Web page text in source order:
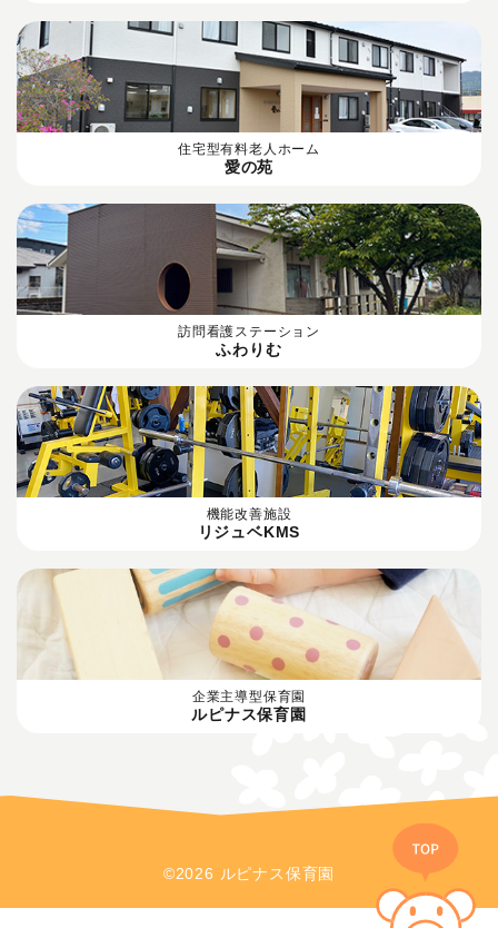
住宅型有料老人ホーム
愛の苑
訪問看護ステーション
ふわりむ
機能改善施設
リジュベKMS
企業主導型保育園
ルピナス保育園
©2026 ルピナス保育園